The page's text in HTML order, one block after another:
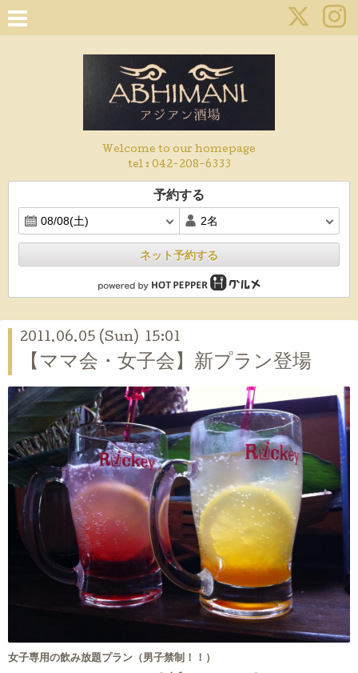
Welcome to our homepage
tel : 042-208-6333
予約する
ネット予約する
2011.06.05 (Sun) 15:01
【ママ会・女子会】新プラン登場
女子専用の飲み放題プラン（男子禁制！！）